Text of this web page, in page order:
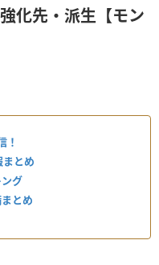
化先・派生【モン
！
とめ
グ
とめ